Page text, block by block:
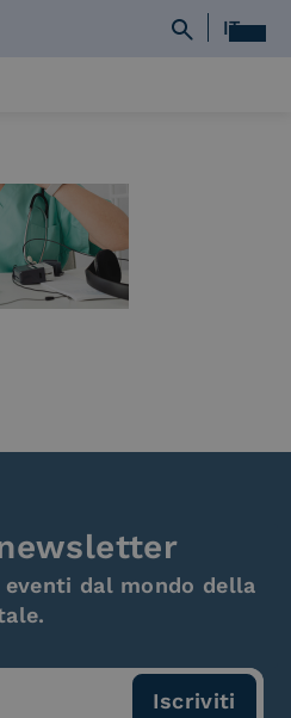
IT
dal mondo della